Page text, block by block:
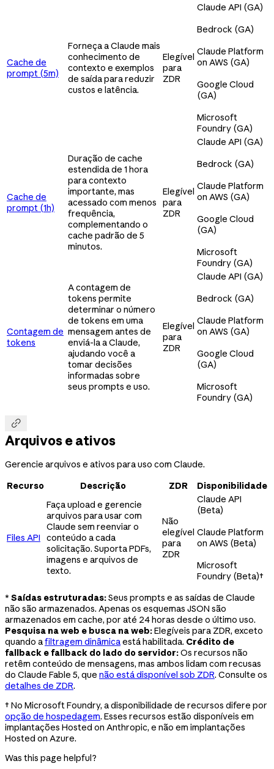
Cache de
prompt (5m)
Forneça a Claude mais
conhecimento de
contexto e exemplos
de saída para reduzir
custos e latência.
Elegível
para
ZDR
Claude API (GA)
Bedrock (GA)
Claude Platform
on AWS (GA)
Google Cloud
(GA)
Microsoft
Foundry (GA)
Cache de
prompt (1h)
Duração de cache
estendida de 1 hora
para contexto
importante, mas
acessado com menos
frequência,
complementando o
cache padrão de 5
minutos.
Elegível
para
ZDR
Claude API (GA)
Bedrock (GA)
Claude Platform
on AWS (GA)
Google Cloud
(GA)
Microsoft
Foundry (GA)
Contagem de
tokens
A contagem de
tokens permite
determinar o número
de tokens em uma
mensagem antes de
enviá-la a Claude,
ajudando você a
tomar decisões
informadas sobre
seus prompts e uso.
Elegível
para
ZDR
Claude API (GA)
Bedrock (GA)
Claude Platform
on AWS (GA)
Google Cloud
(GA)
Microsoft
Foundry (GA)

Arquivos e ativos
Gerencie arquivos e ativos para uso com Claude.
Recurso
Descrição ZDR Disponibilidade
Files API
Faça upload e gerencie
arquivos para usar com
Claude sem reenviar o
conteúdo a cada
solicitação. Suporta PDFs,
imagens e arquivos de
texto.
Não
elegível
para
ZDR
Claude API
(Beta)
Claude Platform
on AWS (Beta)
Microsoft
Foundry (Beta)†
* Saídas estruturadas:Seus prompts e as saídas de Claude
não são armazenados. Apenas os esquemas JSON são
armazenados em cache, por até 24 horas desde o último uso.
Pesquisa na web e busca na web:Elegíveis para ZDR, exceto
quando afiltragem dinâmicaestá habilitada. Crédito de
fallback e fallback do lado do servidor:Os recursos não
retêm conteúdo de mensagens, mas ambos lidam com recusas
do Claude Fable 5, que não está disponível sob ZDR. Consulte os
detalhes de ZDR.
† No Microsoft Foundry, a disponibilidade de recursos difere por
opção de hospedagem. Esses recursos estão disponíveis em
implantações Hosted on Anthropic, e não em implantações
Hosted on Azure.
Was this page helpful?